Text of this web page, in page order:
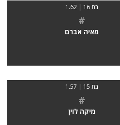
בת 16 | 1.62
#
מאיה אברם
בת 15 | 1.57
#
מיקה לוין